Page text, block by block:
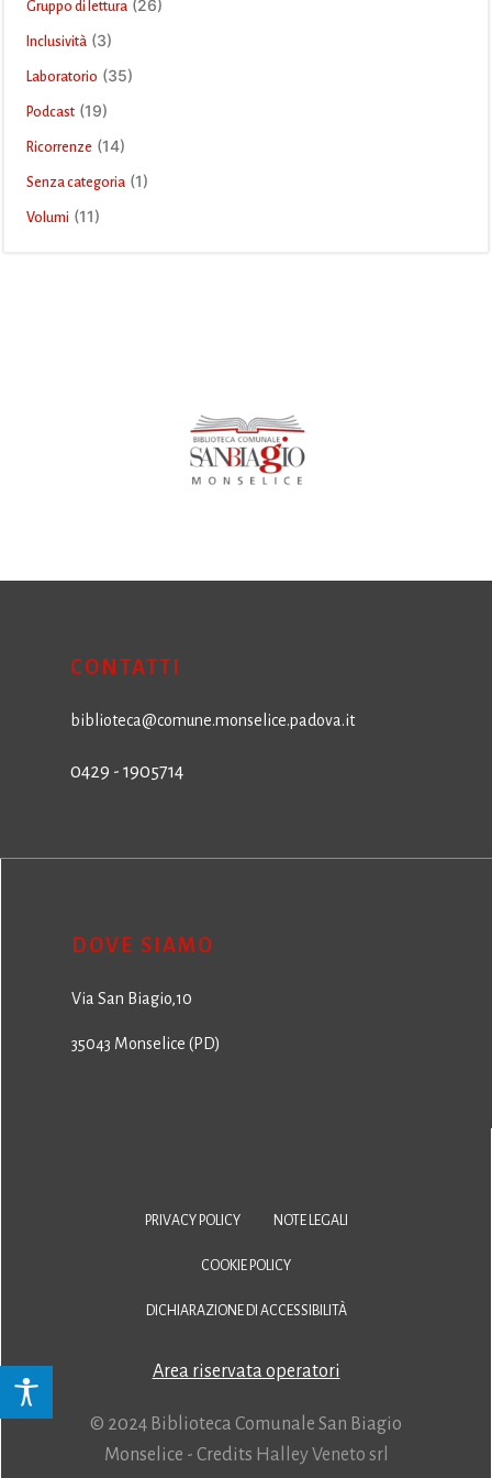
Gruppo di lettura (26)
Inclusività (3)
Laboratorio (35)
Podcast (19)
Ricorrenze (14)
Senza categoria (1)
Volumi (11)
CONTATTI
biblioteca@comune.monselice.padova.it
0429 - 1905714
DOVE SIAMO
Via San Biagio,10
35043 Monselice (PD)
PRIVACY POLICY NOTE LEGALI
COOKIE POLICY
DICHIARAZIONE DI ACCESSIBILITÀ
Area riservata operatori
© 2024 Biblioteca Comunale San Biagio
Monselice - Credits Halley Veneto srl